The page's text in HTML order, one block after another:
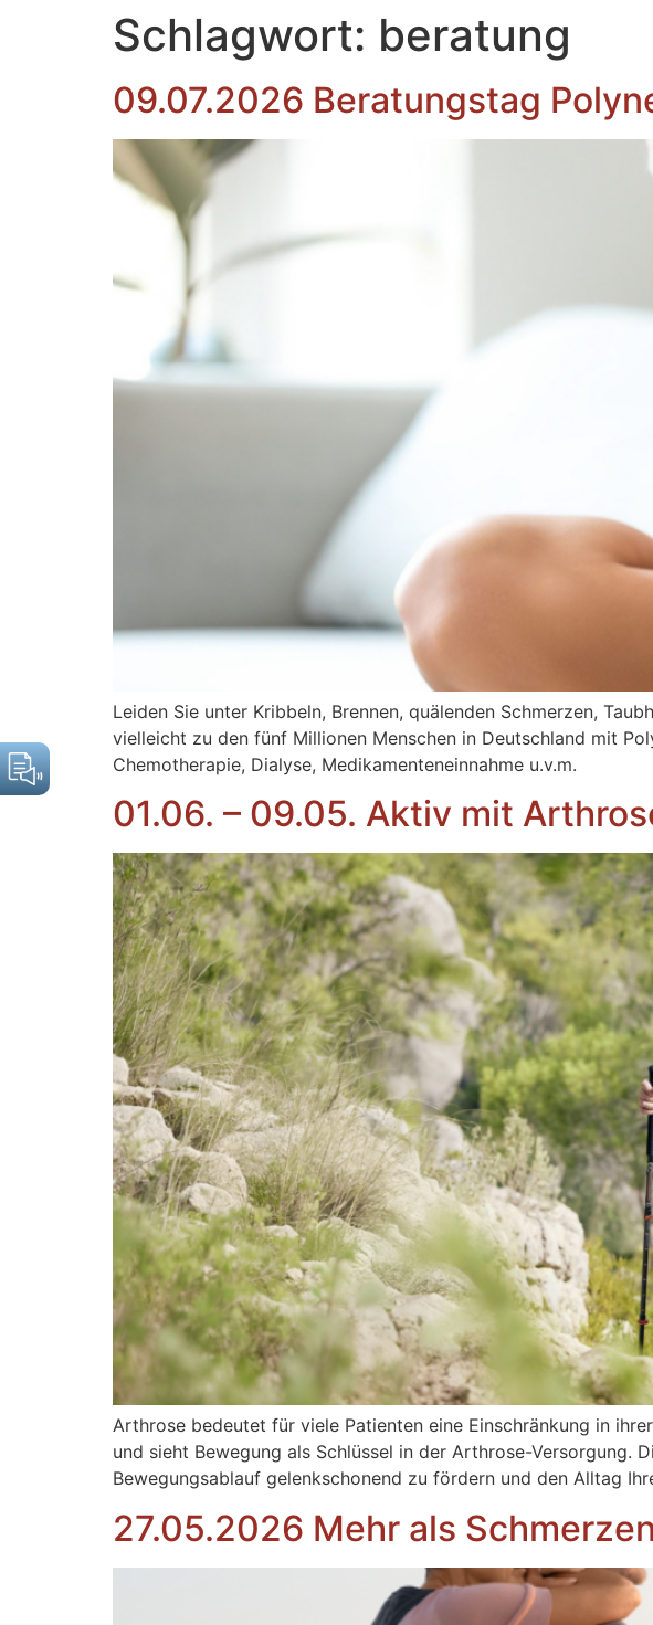
Schlagwort: beratung
09.07.2026 Beratungstag
Leiden Sie unter Kribbeln, Brennen, quälenden Schmerzen,
vielleicht zu den fünf Millionen Menschen in Deutschland mit
Chemotherapie, Dialyse, Medikamenteneinnahme u.v.m.
01.06. – 09.05. Aktiv mit
Arthrose bedeutet für viele Patienten eine Einschränkung in
und sieht Bewegung als Schlüssel in der Arthrose-Versorgung.
Bewegungsablauf gelenkschonend zu fördern und den Alltag
27.05.2026 Mehr als